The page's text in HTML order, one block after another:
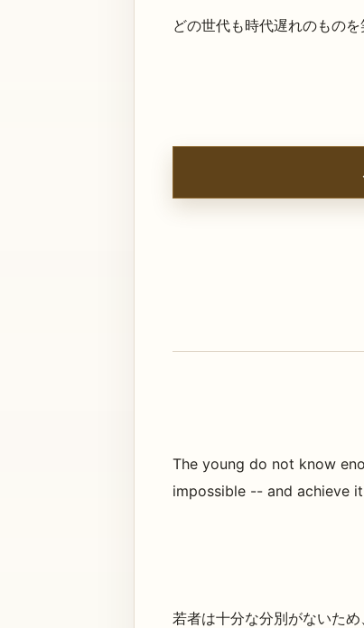
どの世代も時代遅れのもの
The young do not know
impossible -- and achieve
若者は十分な分別がないた